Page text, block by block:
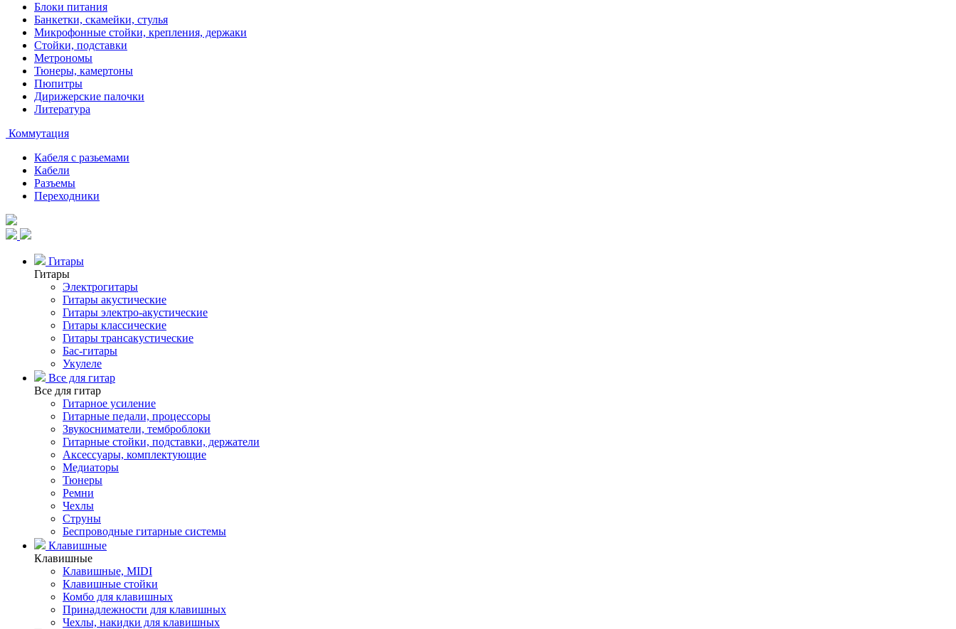
Блоки питания
Банкетки, скамейки, стулья
Микрофонные стойки, крепления, держаки
Стойки, подставки
Метрономы
Тюнеры, камертоны
Пюпитры
Дирижерские палочки
Литература
Коммутация
Кабеля с разьемами
Кабели
Разъемы
Переходники
Гитары
Гитары
Электрогитары
Гитары акустические
Гитары электро-акустические
Гитары классические
Гитары трансакустические
Бас-гитары
Укулеле
Все для гитар
Все для гитар
Гитарное усиление
Гитарные педали, процессоры
Звукосниматели, темброблоки
Гитарные стойки, подставки, держатели
Аксессуары, комплектующие
Медиаторы
Тюнеры
Ремни
Чехлы
Струны
Беспроводные гитарные системы
Клавишные
Клавишные
Клавишные, MIDI
Клавишные стойки
Комбо для клавишных
Принадлежности для клавишных
Чехлы, накидки для клавишных